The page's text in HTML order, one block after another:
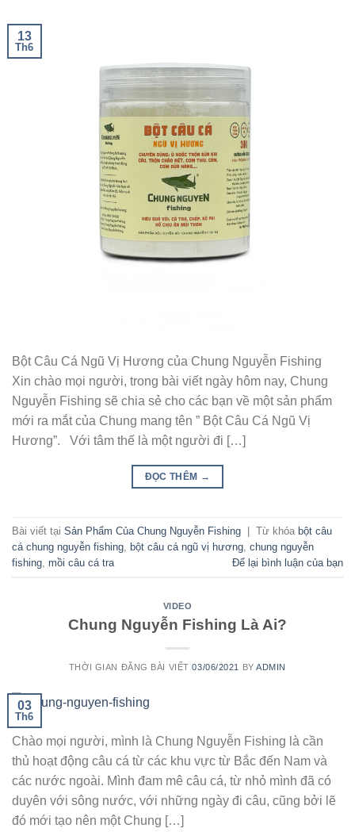
13
Th6
Bột Câu Cá Ngũ Vị Hương của Chung Nguyễn Fishing
Xin chào mọi người, trong bài viết ngày hôm nay, Chung
Nguyễn Fishing sẽ chia sẻ cho các bạn về một sản phẩm
mới ra mắt của Chung mang tên ” Bột Câu Cá Ngũ Vị
Hương”. Với tâm thế là một người đi […]
ĐỌC THÊM →
Bài viết tại Sản Phẩm Của Chung Nguyễn Fishing | Từ khóa bột câu
cá chung nguyễn fishing bột câu cá ngũ vị hương chung nguyễn
fishing mồi câu cá tra Để lại bình luận của bạn
VIDEO
Chung Nguyễn Fishing Là Ai?
THỜI GIAN ĐĂNG BÀI VIẾT03/06/2021 BYADMIN
03
Th6
Chào mọi người, mình là Chung Nguyễn Fishing là cần
thủ hoạt động câu cá từ các khu vực từ Bắc đến Nam và
các nước ngoài. Mình đam mê câu cá, từ nhỏ mình đã có
duyên với sông nước, với những ngày đi câu, cũng bởi lẽ
đó mới tạo nên một Chung […]